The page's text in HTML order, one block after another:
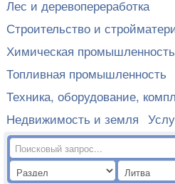
Лес и деревопереработка
Строительство и
Химическая промышленность
Топливная промышленность
Техника, оборудование,
Недвижимость и земля